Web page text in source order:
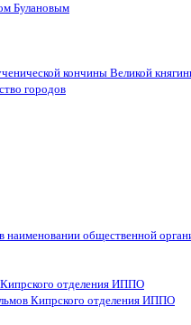
Булановым
кончины Великой
городов
общественной
отделения ИППО
Кипрского отделения ИППО